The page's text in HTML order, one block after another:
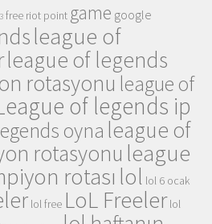
free riot point game google
league of
league of legends
rotasyonu league of
of legends ip
oyna league of
rotasyonu league
rotası lol lol 6 ocak
lol free LoL Freeler lol